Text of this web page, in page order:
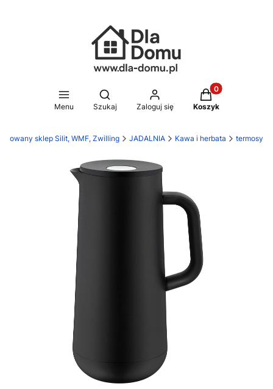
Menu
Otwórz wyszukiwarkę
Szukaj Zaloguj się
Produkty w
Koszyk
sklep Silit, WMF, Zwilling JADALNIA Kawa i herbata termosy